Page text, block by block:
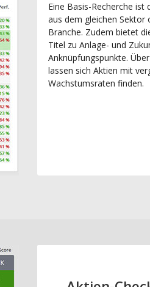
Eine Basis-Recherche ist
aus dem gleichen Sektor
Branche. Zudem bietet
Titel zu Anlage- und
Anknüpfungspunkte.
lassen sich Aktien mit
Wachstumsraten finden.